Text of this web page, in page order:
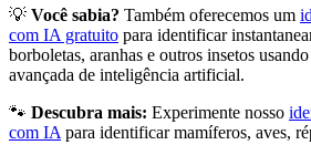
💡 Você sabia? Também oferecemos um
com IA gratuito para identificar
borboletas, aranhas e outros insetos
avançada de inteligência artificial.
🐾 Descubra mais: Experimente nosso
com IA para identificar mamíferos, aves,